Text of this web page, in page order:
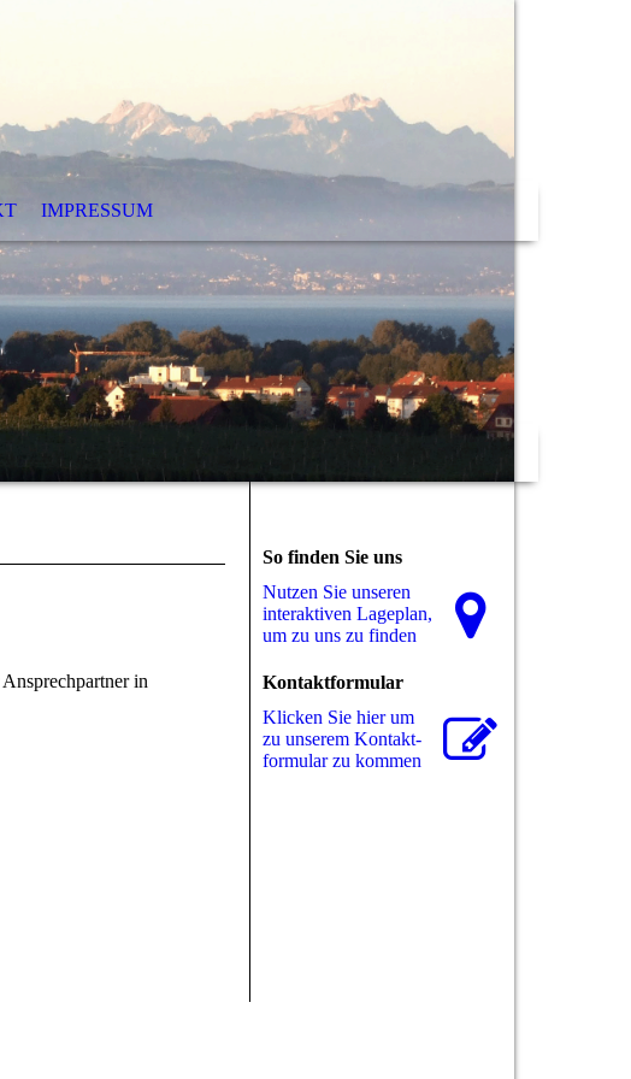
IMPRESSUM
in
So finden Sie uns
Nutzen Sie unseren
interaktiven La­ge­plan,
um zu uns zu finden
Kontaktformular
Klicken Sie hier um
zu unserem Kon­takt­
for­mu­lar zu kommen